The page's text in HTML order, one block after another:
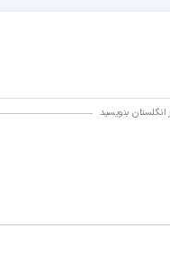
انگلستان بنویسید